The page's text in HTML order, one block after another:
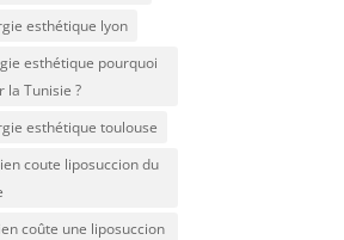
esthétique lyon
esthétique pourquoi
la Tunisie ?
esthétique toulouse
coute liposuccion du
coûte une liposuccion